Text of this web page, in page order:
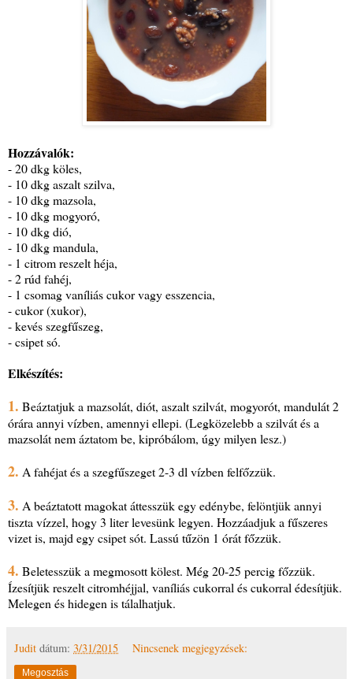
Hozzávalók:
- 20 dkg köles,
- 10 dkg aszalt szilva,
- 10 dkg mazsola,
- 10 dkg mogyoró,
- 10 dkg dió,
- 10 dkg mandula,
- 1 citrom reszelt héja,
- 2 rúd fahéj,
- 1 csomag vaníliás cukor vagy esszencia,
- cukor (xukor),
- kevés szegfűszeg,
- csipet só.
Elkészítés:
1. Beáztatjuk a mazsolát, diót, aszalt szilvát, mogyorót, mandulát 2
órára annyi vízben, amennyi ellepi. (Legközelebb a szilvát és a
mazsolát nem áztatom be, kipróbálom, úgy milyen lesz.)
2. A fahéjat és a szegfűszeget 2-3 dl vízben felfőzzük.
3. A beáztatott magokat áttesszük egy edénybe, felöntjük annyi
tiszta vízzel, hogy 3 liter levesünk legyen. Hozzáadjuk a fűszeres
vizet is, majd egy csipet sót. Lassú tűzön 1 órát főzzük.
4. Beletesszük a megmosott kölest. Még 20-25 percig főzzük.
Ízesítjük reszelt citromhéjjal, vaníliás cukorral és cukorral édesítjük.
Melegen és hidegen is tálalhatjuk.
Judit dátum: 3/31/2015 Nincsenek megjegyzések:
Megosztás